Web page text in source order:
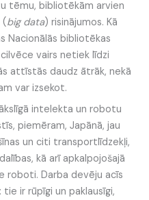
tēmu, bibliotēkām arvien
(big data) risinājumos. Kā
Nacionālās bibliotēkas
vairs netiek līdzi
attīstās daudz ātrāk, nekā
var izsekot.
intelekta un robotu
piemēram, Japānā, jau
un citi transportlīdzekļi,
kā arī apkalpojošajā
roboti. Darba devēju acīs
ir rūpīgi un paklausīgi,